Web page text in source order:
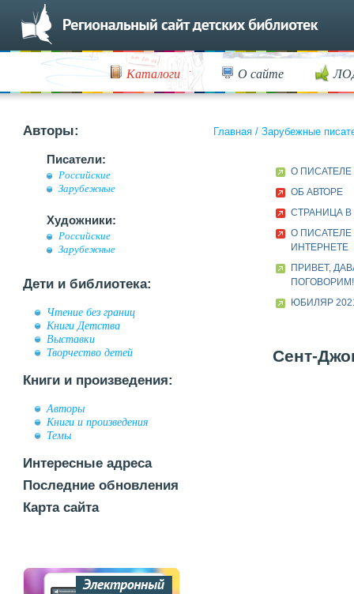
Каталоги О сайте
Авторы:
Писатели:
Российские
Зарубежные
Художники:
Российские
Зарубежные
Дети и библиотека:
Чтение без границ
Книги Детства
Выставки
Творчество детей
Книги и произведения:
Авторы
Книги и произведения
Темы
Интересные адреса
Последние обновления
Карта сайта
Главная / Зарубежные
О ПИСАТЕЛЕ
ОБ АВТОРЕ
СТРАНИЦА
О ПИСАТЕЛЕ
ИНТЕРНЕТЕ
ПРИВЕТ,
ПОГОВОРИМ!
ЮБИЛЯР
Сент-